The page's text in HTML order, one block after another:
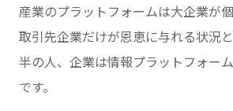
産業のプラットフォームは大企業が
取引先企業だけが恩恵に与れる状況
半の人、企業は情報プラットフォー
です。